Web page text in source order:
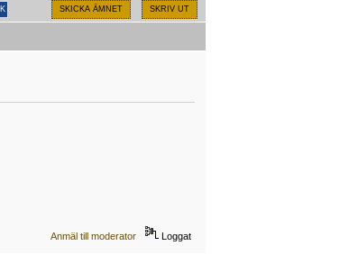
SKICKA ÄMNET SKRIV UT
Anmäl till moderator Loggat